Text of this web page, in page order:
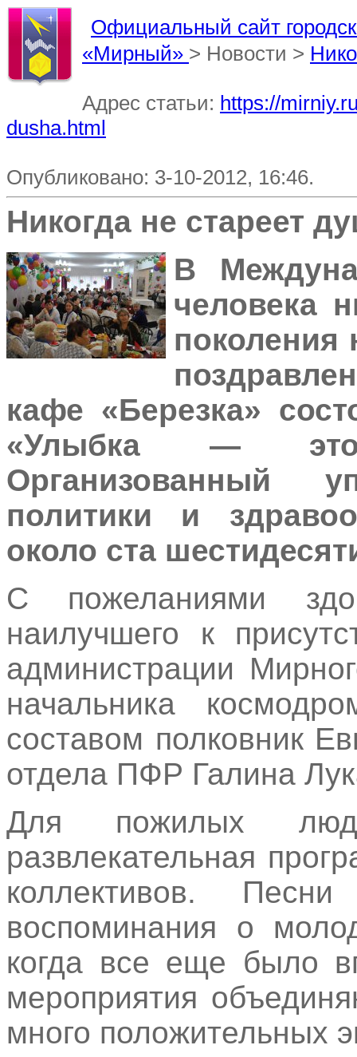
Официальный сайт
«Мирный» > Новости >
Адрес статьи: https://
dusha.html
Опубликовано: 3-10-2012, 16:46.
Никогда не стареет
В
человека
поколения
кафе «Березка»
«Улыбка — это
Организованный
политики и
около ста
С пожеланиями
наилучшего к
администрации
начальника
составом полковник
отдела ПФР Галина
Для пожилых
развлекательная
коллективов.
воспоминания о
когда все еще было
мероприятия
много положительных